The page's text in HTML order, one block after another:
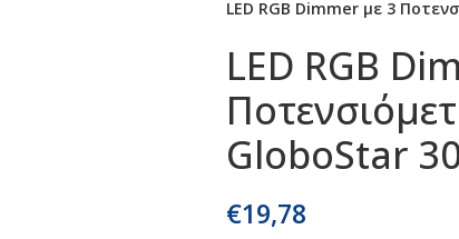
LED RGB Dimmer με 3
LED RGB
GloboStar
€19,78